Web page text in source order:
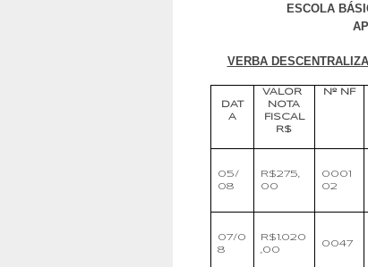
ESCOLA
VERBA
DAT
A
VALOR
NOTA
FISCAL
R$
Nº NF
05/
08
R$275,
00
0001
02
07/0
8
R$1.020
,00
0047